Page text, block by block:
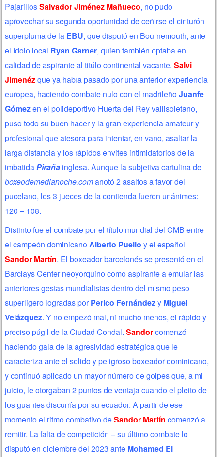
PajarillosSalvador Jiménez Mañueco, no pudo
aprovechar su segunda oportunidad de ceñirse el cinturón
superpluma de la EBU, que disputó en Bournemouth, ante
el ídolo local Ryan Garner, quien también optaba en
calidad de aspirante al titúlo continental vacante.Salvi
Jimenézque ya había pasado por una anterior experiencia
europea, haciendo combate nulo con el madrileñoJuanfe
Gómezen el polideportivo Huerta del Rey vallisoletano,
puso todo su buen hacer y la gran experiencia amateur y
profesional que atesora para intentar, en vano, asaltar la
larga distancia y los rápidos envites intimidatorios de la
imbatidaPiraña inglesa. Aunque la subjetiva cartulina de
boxeodemedianoche.comanotó 2 asaltos a favor del
pucelano, los 3 jueces de la contienda fueron unánimes:
120 – 108.
Distinto fue el combate por el título mundial del CMB entre
el campeón dominicanoAlberto Puello y el español
Sandor Martín. El boxeador barcelonés se presentó en el
Barclays Center neoyorquino como aspirante a emular las
anteriores gestas mundialistas dentro del mismo peso
superligero logradas porPerico Fernándezy Miguel
Velázquez. Y no empezó mal, ni mucho menos, el rápido y
preciso púgil de la Ciudad Condal.Sandorcomenzó
haciendo gala de la agresividad estratégica que le
caracteriza ante el solido y peligroso boxeador dominicano,
y continuó aplicado un mayor número de golpes que, a mi
juicio, le otorgaban 2 puntos de ventaja cuando el pleito de
los guantes discurría por su ecuador. A partir de ese
momento el ritmo combativo deSandor Martín comenzó a
remitir. La falta de competición – su último combate lo
disputó en diciembre del 2023 ante Mohamed El